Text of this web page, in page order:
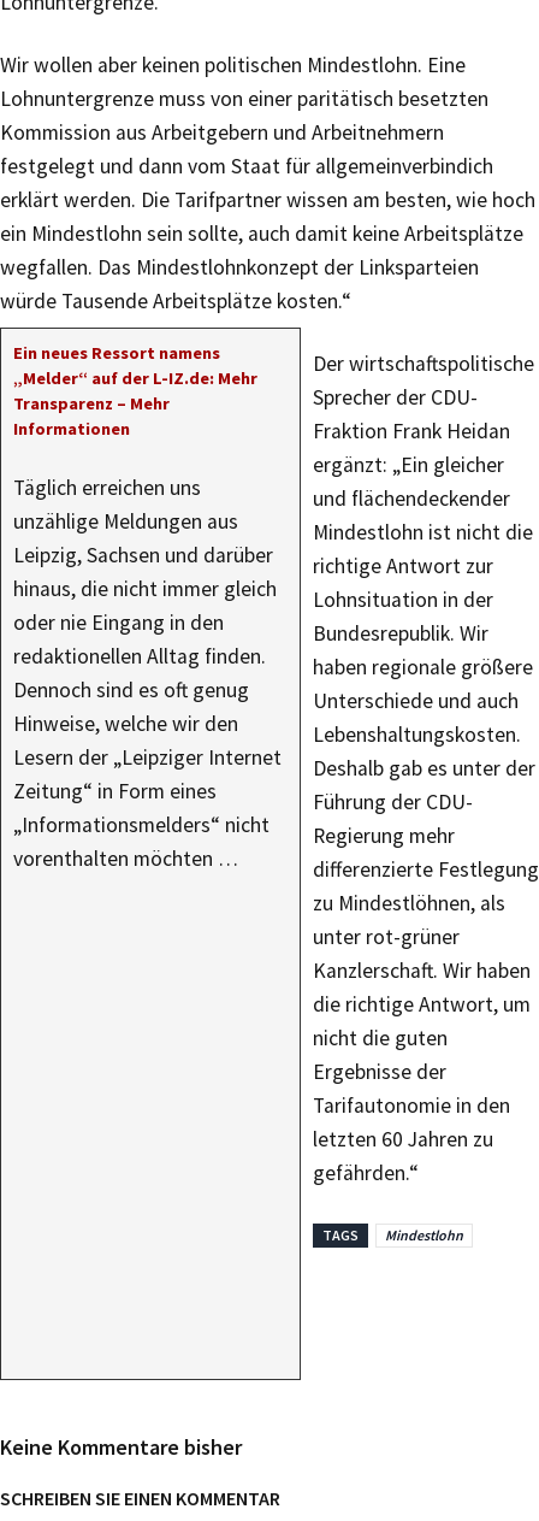
Wir wollen aber keinen politischen Mindestlohn. Eine
Lohnuntergrenze muss von einer paritätisch besetzten
Kommission aus Arbeitgebern und Arbeitnehmern
festgelegt und dann vom Staat für allgemeinverbindich
erklärt werden. Die Tarifpartner wissen am besten, wie hoch
ein Mindestlohn sein sollte, auch damit keine Arbeitsplätze
wegfallen. Das Mindestlohnkonzept der Linksparteien
würde Tausende Arbeitsplätze kosten.“
Ein neues Ressort namens
„Melder“ auf der L-IZ.de: Mehr
Transparenz – Mehr
Informationen
Täglich erreichen uns
unzählige Meldungen aus
Leipzig, Sachsen und darüber
hinaus, die nicht immer gleich
oder nie Eingang in den
redaktionellen Alltag finden.
Dennoch sind es oft genug
Hinweise, welche wir den
Lesern der „Leipziger Internet
Zeitung“ in Form eines
„Informationsmelders“ nicht
vorenthalten möchten …
Der wirtschaftspolitische
Sprecher der CDU-
Fraktion Frank Heidan
ergänzt: „Ein gleicher
und flächendeckender
Mindestlohn ist nicht die
richtige Antwort zur
Lohnsituation in der
Bundesrepublik. Wir
haben regionale größere
Unterschiede und auch
Lebenshaltungskosten.
Deshalb gab es unter der
Führung der CDU-
Regierung mehr
differenzierte Festlegung
zu Mindestlöhnen, als
unter rot-grüner
Kanzlerschaft. Wir haben
die richtige Antwort, um
nicht die guten
Ergebnisse der
Tarifautonomie in den
letzten 60 Jahren zu
gefährden.“
TAGS Mindestlohn
Keine Kommentare bisher
SCHREIBEN SIE EINEN KOMMENTAR